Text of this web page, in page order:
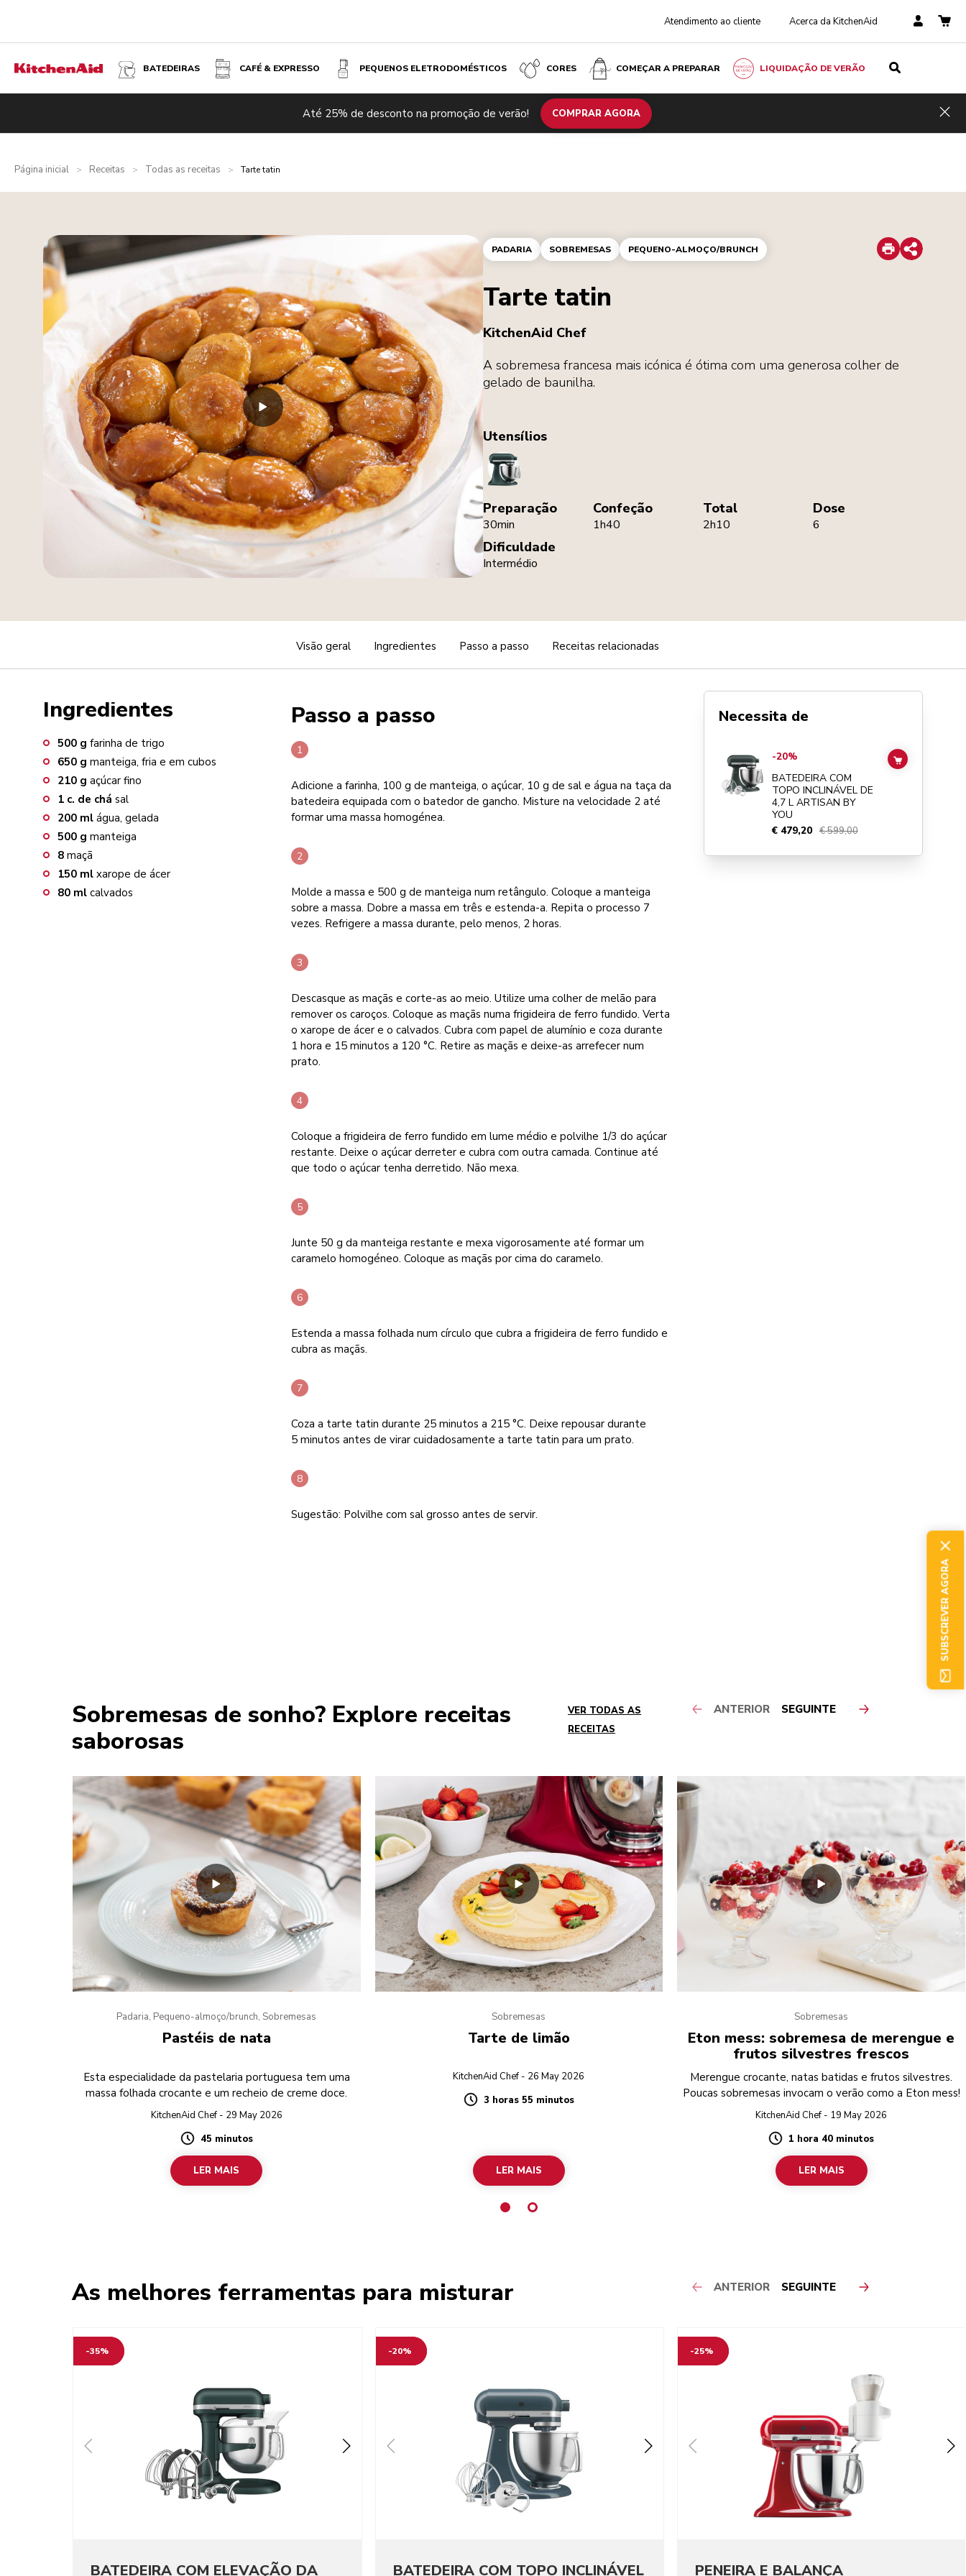
Atendimento ao cliente Acerca da KitchenAid
BATEDEIRAS CAFÉ & EXPRESSO PEQUENOS ELETRODOMÉSTICOS CORES COMEÇAR A PREPARAR LIQUIDAÇÃO DE VERÃO
Até 25% de desconto na promoção de verão! COMPRAR AGORA
Página inicial > Receitas > Todas as receitas > Tarte tatin
PADARIA SOBREMESAS PEQUENO-ALMOÇO/BRUNCH Print
Share
Tarte tatin
KitchenAid Chef
A sobremesa francesa mais icónica é ótima com uma generosa colher de
gelado de baunilha.
Utensílios
StandMixer
Preparação
30min
Confeção
1h40
Total
2h10
Dose
6
Dificuldade
Intermédio
Visão geral Ingredientes Passo a passo Receitas relacionadas
Ingredientes
500 g farinha de trigo
650 g manteiga, fria e em cubos
210 g açúcar fino
1 c. de chá sal
200 ml água, gelada
500 g manteiga
8 maçã
150 ml xarope de ácer
80 ml calvados
Passo a passo
Adicione a farinha, 100 g de manteiga, o açúcar, 10 g de sal e água na taça da
batedeira equipada com o batedor de gancho. Misture na velocidade 2 até
formar uma massa homogénea.
Molde a massa e 500 g de manteiga num retângulo. Coloque a manteiga
sobre a massa. Dobre a massa em três e estenda-a. Repita o processo 7
vezes. Refrigere a massa durante, pelo menos, 2 horas.
Descasque as maçãs e corte-as ao meio. Utilize uma colher de melão para
remover os caroços. Coloque as maçãs numa frigideira de ferro fundido. Verta
o xarope de ácer e o calvados. Cubra com papel de alumínio e coza durante
1 hora e 15 minutos a 120 °C. Retire as maçãs e deixe-as arrefecer num
prato.
Coloque a frigideira de ferro fundido em lume médio e polvilhe 1/3 do açúcar
restante. Deixe o açúcar derreter e cubra com outra camada. Continue até
que todo o açúcar tenha derretido. Não mexa.
Junte 50 g da manteiga restante e mexa vigorosamente até formar um
caramelo homogéneo. Coloque as maçãs por cima do caramelo.
Estenda a massa folhada num círculo que cubra a frigideira de ferro fundido e
cubra as maçãs.
Coza a tarte tatin durante 25 minutos a 215 °C. Deixe repousar durante
5 minutos antes de virar cuidadosamente a tarte tatin para um prato.
Sugestão: Polvilhe com sal grosso antes de servir.
Necessita de
Go toBATEDEIRA COM TOPO INCLINÁVEL DE 4,7 L
-20%
BATEDEIRA COM
TOPO INCLINÁVEL DE
4,7 L ARTISAN BY
YOU
€ 479,20 € 599,00
ADD TO CART
Sobremesas de sonho? Explore receitas
saborosas
VER TODAS AS
RECEITAS
ANTERIOR SEGUINTE
Padaria, Pequeno-almoço/brunch, Sobremesas
Pastéis de nata
Esta especialidade da pastelaria portuguesa tem uma
massa folhada crocante e um recheio de creme doce.
KitchenAid Chef - 29 May 2026
Duration
45 minutos
LER MAIS
Sobremesas
Tarte de limão
KitchenAid Chef - 26 May 2026
Duration
3 horas 55 minutos
LER MAIS
Sobremesas
Eton mess: sobremesa de merengue e
frutos silvestres frescos
Merengue crocante, natas batidas e frutos silvestres.
Poucas sobremesas invocam o verão como a Eton mess!
KitchenAid Chef - 19 May 2026
Duration
1 hora 40 minutos
LER MAIS
As melhores ferramentas para misturar ANTERIOR SEGUINTE
-35%
BATEDEIRA COM ELEVAÇÃO DA
-20%
BATEDEIRA COM TOPO INCLINÁVEL
-25%
PENEIRA E BALANÇA
SUBSCREVER AGORA